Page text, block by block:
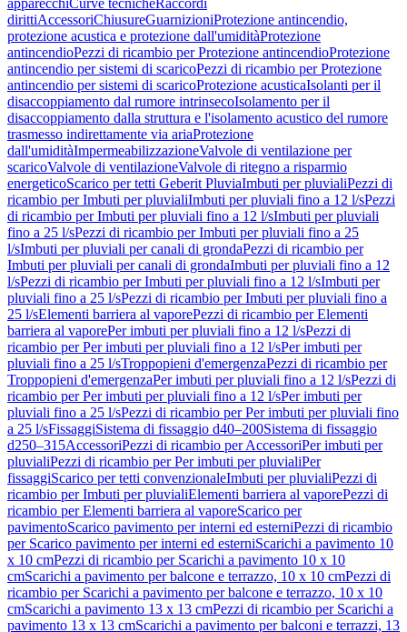
apparecchiCurve tecnicheRaccordi
dirittiAccessoriChiusureGuarnizioniProtezione antincendio,
protezione acustica e protezione dall'umiditàProtezione
antincendioPezzi di ricambio per Protezione antincendioProtezione
antincendio per sistemi di scaricoPezzi di ricambio per Protezione
antincendio per sistemi di scaricoProtezione acusticaIsolanti per il
disaccoppiamento dal rumore intrinsecoIsolamento per il
disaccoppiamento dalla struttura e l'isolamento acustico del rumore
trasmesso indirettamente via ariaProtezione
dall'umiditàImpermeabilizzazioneValvole di ventilazione per
scaricoValvole di ventilazioneValvole di ritegno a risparmio
energeticoScarico per tetti Geberit PluviaImbuti per pluvialiPezzi di
ricambio per Imbuti per pluvialiImbuti per pluviali fino a 12 l/sPezzi
di ricambio per Imbuti per pluviali fino a 12 l/sImbuti per pluviali
fino a 25 l/sPezzi di ricambio per Imbuti per pluviali fino a 25
l/sImbuti per pluviali per canali di grondaPezzi di ricambio per
Imbuti per pluviali per canali di grondaImbuti per pluviali fino a 12
l/sPezzi di ricambio per Imbuti per pluviali fino a 12 l/sImbuti per
pluviali fino a 25 l/sPezzi di ricambio per Imbuti per pluviali fino a
25 l/sElementi barriera al vaporePezzi di ricambio per Elementi
barriera al vaporePer imbuti per pluviali fino a 12 l/sPezzi di
ricambio per Per imbuti per pluviali fino a 12 l/sPer imbuti per
pluviali fino a 25 l/sTroppopieni d'emergenzaPezzi di ricambio per
Troppopieni d'emergenzaPer imbuti per pluviali fino a 12 l/sPezzi di
ricambio per Per imbuti per pluviali fino a 12 l/sPer imbuti per
pluviali fino a 25 l/sPezzi di ricambio per Per imbuti per pluviali fino
a 25 l/sFissaggiSistema di fissaggio d40–200Sistema di fissaggio
d250–315AccessoriPezzi di ricambio per AccessoriPer imbuti per
pluvialiPezzi di ricambio per Per imbuti per pluvialiPer
fissaggiScarico per tetti convenzionaleImbuti per pluvialiPezzi di
ricambio per Imbuti per pluvialiElementi barriera al vaporePezzi di
ricambio per Elementi barriera al vaporeScarico per
pavimentoScarico pavimento per interni ed esterniPezzi di ricambio
per Scarico pavimento per interni ed esterniScarichi a pavimento 10
x 10 cmPezzi di ricambio per Scarichi a pavimento 10 x 10
cmScarichi a pavimento per balcone e terrazzo, 10 x 10 cmPezzi di
ricambio per Scarichi a pavimento per balcone e terrazzo, 10 x 10
cmScarichi a pavimento 13 x 13 cmPezzi di ricambio per Scarichi a
pavimento 13 x 13 cmScarichi a pavimento per balconi e terrazzi, 13